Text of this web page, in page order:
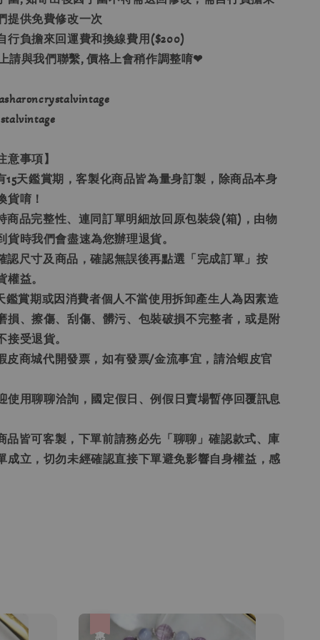
提供免費修改一次
行負擔來回運費和換線費用($200)
請與我們聯繫, 價格上會稍作調整唷❤
意事項】
15天鑑賞期，客製化商品皆為量身訂製，除商品本身
貨唷！
商品完整性、連同訂單明細放回原包裝袋(箱)，由物
貨時我們會盡速為您辦理退貨。
認尺寸及商品，確認無誤後再點選「完成訂單」按
權益。
鑑賞期或因消費者個人不當使用拆卸產生人為因素造
損、擦傷、刮傷、髒污、包裝破損不完整者，或是附
接受退貨。
皮商城代開發票，如有發票/金流事宜，請洽蝦皮官
使用聊聊洽詢，國定假日、例假日賣場暫停回覆訊息
品皆可客製，下單前請務必先「聊聊」確認款式、庫
成立，切勿未經確認直接下單避免影響自身權益，感